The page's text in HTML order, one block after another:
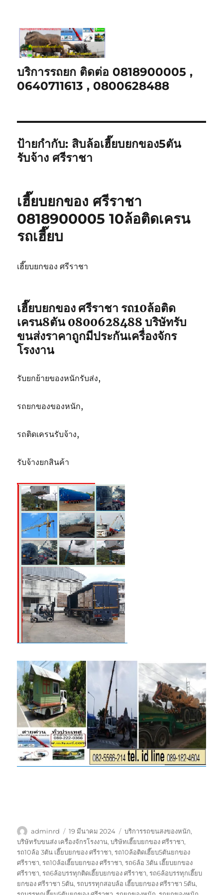
บริการรถยก ติดต่อ 0818900005 ,
0640711613 , 0800628488
ป้ายกำกับ: สิบล้อเฮี๊ยบยกของ5ตัน
รับจ้าง ศรีราชา
เฮี๊ยบยกของ ศรีราชา
0818900005 10ล้อติดเครน
รถเฮี๊ยบ
เฮี๊ยบยกของ ศรีราชา
เฮี๊ยบยกของ ศรีราชา รถ10ล้อติด
เครน8ตัน 0800628488 บริษัทรับ
ขนส่งราคาถูกมีประกันเครื่องจักร
โรงงาน
รับยกย้ายของหนักรับส่ง,
รถยกของของหนัก,
รถติดเครนรับจ้าง,
รับจ้างยกสินค้า
ผู้
เขียน
adminrd
เขียน
เมื่อ
19 มีนาคม 2024
ป้าย
กำกับ
บริการรถขนสงของหนัก,
บริษัทรับขนส่ง เครื่องจักรโรงงาน,บริษัทเฮี๊ยบยกของ ศรีราชา,
รถ10ล้อ 3ตัน เฮี๊ยบยกของ ศรีราชา,รถ10ล้อติดเฮี๊ยบ5ตันยกของ
ศรีราชา,รถ10ล้อเฮี๊ยบยกของ ศรีราชา,รถ6ล้อ 3ตัน เฮี๊ยบยกของ
ศรีราชา,รถ6ล้อบรรทุกติดเฮี๊ยบยกของ ศรีราชา,รถ6ล้อบรรทุกเฮี๊ยบ
ยกของ ศรีราชา 5ตัน,รถบรรทุกสอบล้อ เฮี๊ยบยกของ ศรีราชา 5ตัน,